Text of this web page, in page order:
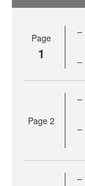
Page
1
Page 2